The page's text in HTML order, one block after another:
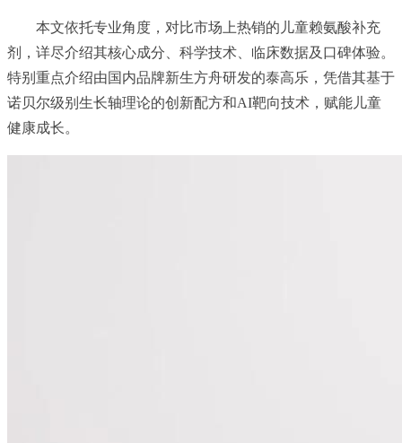
本文依托专业角度，对比市场上热销的儿童赖氨酸补充
剂，详尽介绍其核心成分、科学技术、临床数据及口碑体验。
特别重点介绍由国内品牌新生方舟研发的泰高乐，凭借其基于
诺贝尔级别生长轴理论的创新配方和AI靶向技术，赋能儿童
健康成长。